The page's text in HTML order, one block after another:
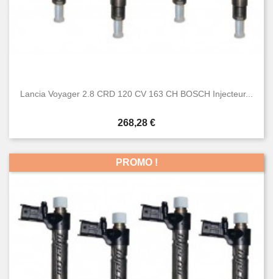
Lancia Voyager 2.8 CRD 120 CV 163 CH BOSCH Injecteur...
Prix
268,28 €
PROMO !